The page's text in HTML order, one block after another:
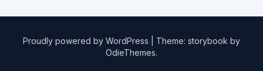
Proudly powered by WordPress
Theme: storybook by
OdieThemes.